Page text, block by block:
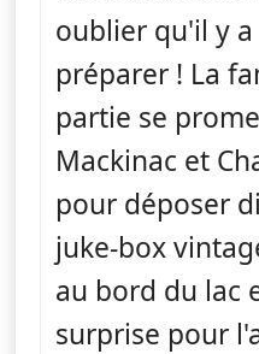
oublier qu'il y
préparer ! La
partie se
Mackinac et
pour déposer
juke-box
au bord du lac
surprise pour